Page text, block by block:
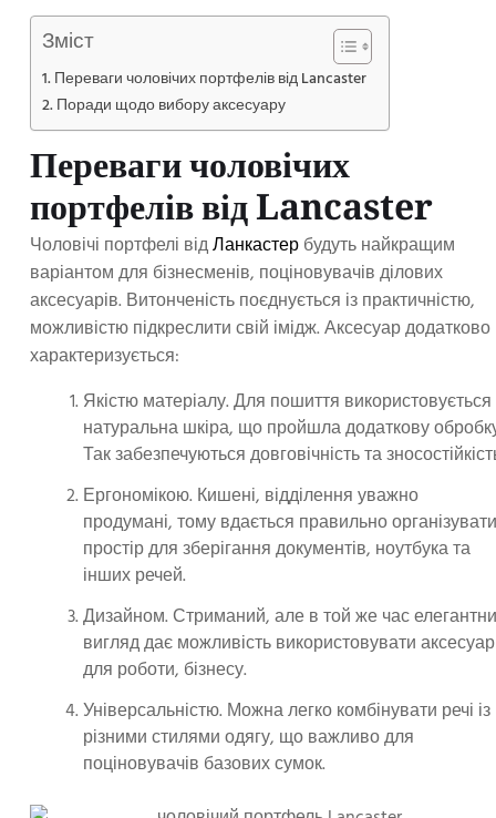
Зміст
Переваги чоловічих портфелів від Lancaster
Поради щодо вибору аксесуару
Переваги чоловічих
портфелів від Lancaster
Чоловічі портфелі відЛанкастербудуть найкращим
варіантом для бізнесменів, поціновувачів ділових
аксесуарів. Витонченість поєднується із практичністю,
можливістю підкреслити свій імідж. Аксесуар додатково
характеризується:
Якістю матеріалу. Для пошиття використовується
натуральна шкіра, що пройшла додаткову
Так забезпечуються довговічність та
Ергономікою. Кишені, відділення уважно
продумані, тому вдається правильно організувати
простір для зберігання документів, ноутбука та
інших речей.
Дизайном. Стриманий, але в той же час
вигляд дає можливість використовувати аксесуар
для роботи, бізнесу.
Універсальністю. Можна легко комбінувати речі із
різними стилями одягу, що важливо для
поціновувачів базових сумок.